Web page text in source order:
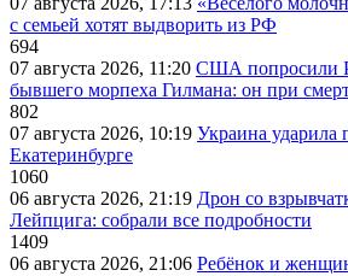
с семьей хотят выдворить из РФ
694
07 августа 2026, 11:20 США попросили
бывшего морпеха Гилмана: он при
802
07 августа 2026, 10:19 Украина ударила
Екатеринбурге
1060
06 августа 2026, 21:19 Дрон со
Лейпцига: собрали все подробности
1409
06 августа 2026, 21:06 Ребёнок и